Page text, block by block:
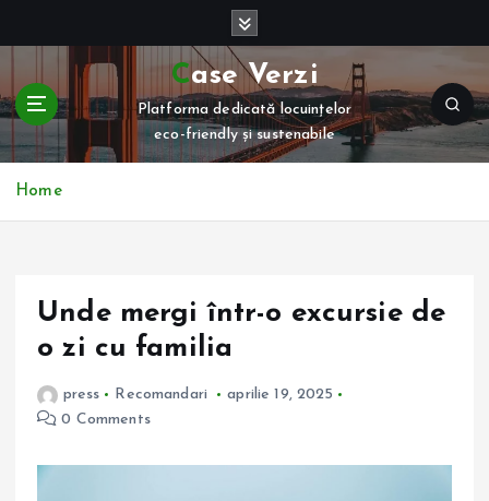
t
c
Case Verzi
Platforma dedicată locuințelor
eco-friendly și sustenabile
Home
Unde mergi într-o excursie de
o zi cu familia
press Recomandari
aprilie 19, 2025
0 Comments